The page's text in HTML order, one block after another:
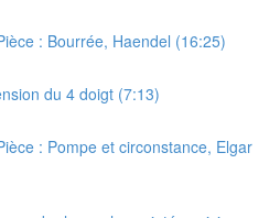
: Bourrée, Haendel (16:25)
du 4 doigt (7:13)
: Pompe et circonstance, Elgar